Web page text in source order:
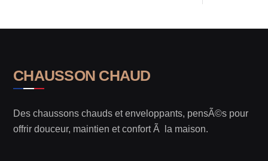
CHAUSSON CHAUD
Des chaussons chauds et enveloppants, pensÃ©s pour
offrir douceur, maintien et confort Ã la maison.